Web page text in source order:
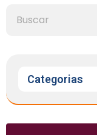
Categorias